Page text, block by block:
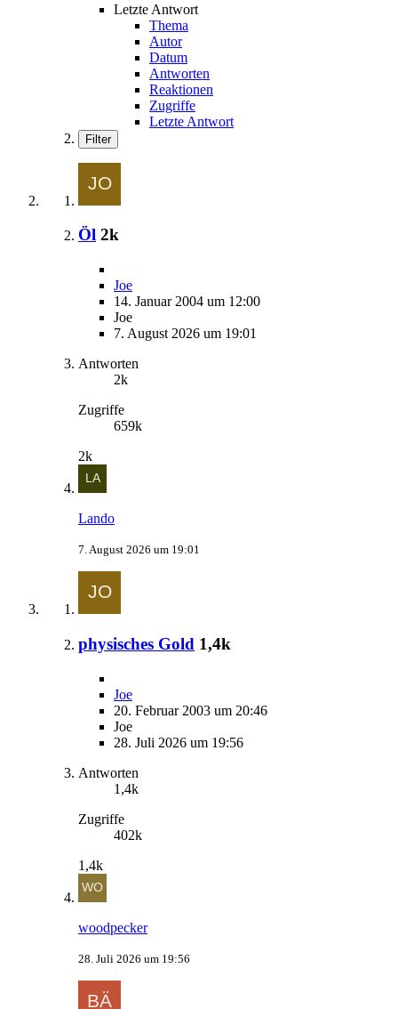
Letzte Antwort
Thema
Autor
Datum
Antworten
Reaktionen
Zugriffe
Letzte Antwort
Filter
Öl 2k
Joe
14. Januar 2004 um 12:00
Joe
7. August 2026 um 19:01
Antworten
2k
Zugriffe
659k
2k
Lando
7. August 2026 um 19:01
physisches Gold 1,4k
Joe
20. Februar 2003 um 20:46
Joe
28. Juli 2026 um 19:56
Antworten
1,4k
Zugriffe
402k
1,4k
woodpecker
28. Juli 2026 um 19:56